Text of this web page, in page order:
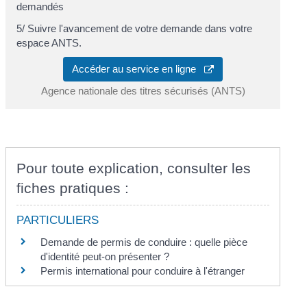
demandés
5/ Suivre l'avancement de votre demande dans votre
espace ANTS.
Accéder au service en ligne
Agence nationale des titres sécurisés (ANTS)
Pour toute explication, consulter les
fiches pratiques :
PARTICULIERS
Demande de permis de conduire : quelle pièce
d'identité peut-on présenter ?
Permis international pour conduire à l'étranger